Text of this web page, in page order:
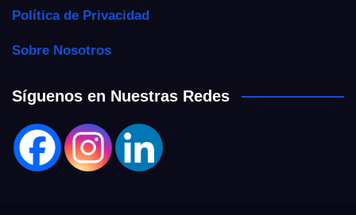
Política de Privacidad
Sobre Nosotros
Síguenos en Nuestras Redes